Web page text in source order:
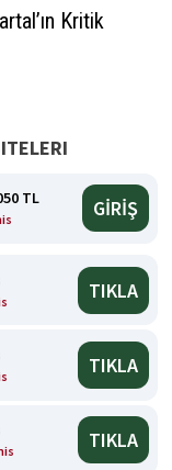
Kritik
TL GİRİŞ
TIKLA
TIKLA
TIKLA